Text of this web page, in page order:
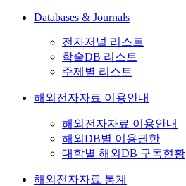
Databases & Journals
전자저널 리스트
학술DB 리스트
주제별 리스트
해외전자자료 이용안내
해외전자자료 이용안내
해외DB별 이용권한
대학별 해외DB 구독현황
해외전자자료 통계